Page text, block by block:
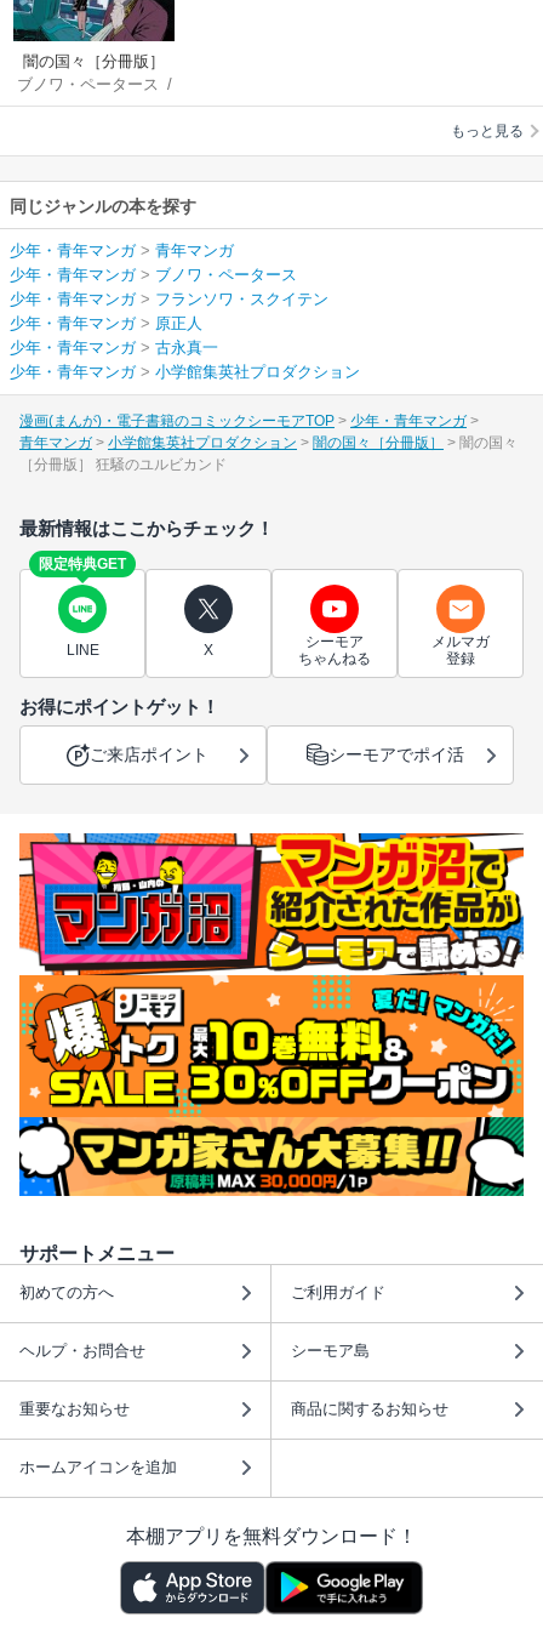
闇の国々［分冊版］
ブノワ・ペータース /
フランソワ・スクイ
真一
もっと見る
同じジャンルの本を探す
少年・青年マンガ> 青年マンガ
少年・青年マンガ> ブノワ・ペータース
少年・青年マンガ> フランソワ・スクイテン
少年・青年マンガ> 原正人
少年・青年マンガ> 古永真一
少年・青年マンガ> 小学館集英社プロダクション
漫画(まんが)・電子書籍のコミックシーモアTOP
少年・青年マンガ
青年マンガ
小学館集英社プロダクション 闇の国々［分冊版］
闇の国々
［分冊版］ 狂騒のユルビカンド
最新情報はここからチェック！
限定特典GET
LINE X
シーモア
ちゃんねる
メルマガ
登録
お得にポイントゲット！
ご来店ポイント シーモアでポイ活
サポートメニュー
初めての方へ ご利用ガイド
ヘルプ・お問合せ シーモア島
重要なお知らせ 商品に関するお知らせ
ホームアイコンを追加
本棚アプリを無料ダウンロード！